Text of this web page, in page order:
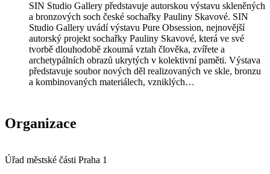
SIN Studio Gallery představuje autorskou výstavu skleněných
a bronzových soch české sochařky Pauliny Skavové. SIN
Studio Gallery uvádí výstavu Pure Obsession, nejnovější
autorský projekt sochařky Pauliny Skavové, která ve své
tvorbě dlouhodobě zkoumá vztah člověka, zvířete a
archetypálních obrazů ukrytých v kolektivní paměti. Výstava
představuje soubor nových děl realizovaných ve skle, bronzu
a kombinovaných materiálech, vzniklých…
Organizace
Úřad městské části Praha 1